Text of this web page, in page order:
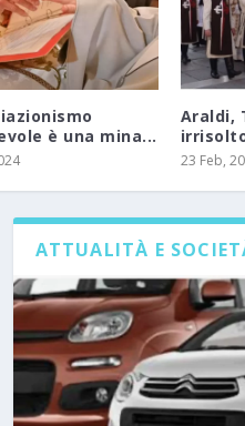
è una mina...
Araldi,
23 Feb,
ATTUALITÀ E